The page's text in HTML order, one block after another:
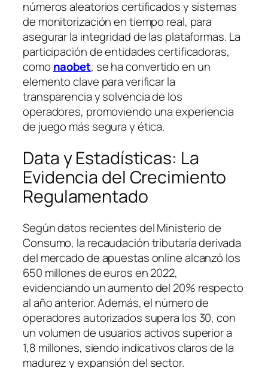
números aleatorios certificados y sistemas
de monitorización en tiempo real, para
asegurar la integridad de las plataformas. La
participación de entidades certificadoras,
como naobet, se ha convertido en un
elemento clave para verificar la
transparencia y solvencia de los
operadores, promoviendo una experiencia
de juego más segura y ética.
Data y Estadísticas: La
Evidencia del Crecimiento
Regulamentado
Según datos recientes del Ministerio de
Consumo, la recaudación tributaría derivada
del mercado de apuestas online alcanzó los
650 millones de euros en 2022,
evidenciando un aumento del 20% respecto
al año anterior. Además, el número de
operadores autorizados supera los 30, con
un volumen de usuarios activos superior a
1,8 millones, siendo indicativos claros de la
madurez y expansión del sector.